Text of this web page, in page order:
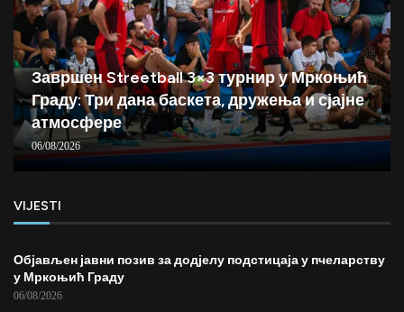
Завршен Streetball 3×3 турнир у Мркоњић
Граду: Три дана баскета, дружења и сјајне
атмосфере
06/08/2026
VIJESTI
Објављен јавни позив за додјелу подстицаја у пчеларству
у Мркоњић Граду
06/08/2026